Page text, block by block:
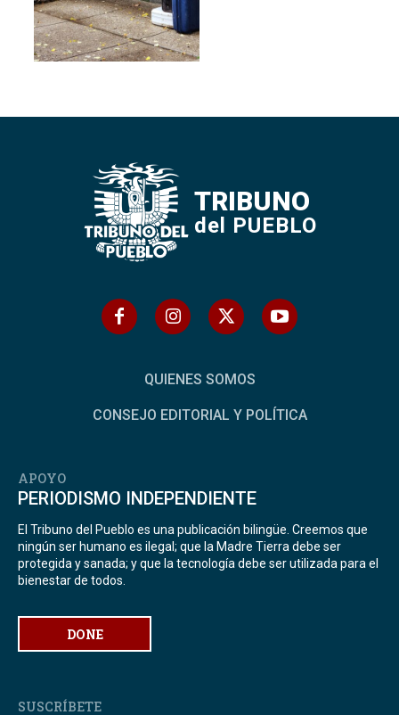
TRIBUNO
del PUEBLO
QUIENES SOMOS
CONSEJO EDITORIAL Y POLÍTICA
APOYO
PERIODISMO INDEPENDIENTE
El Tribuno del Pueblo es una publicación bilingüe. Creemos que
ningún ser humano es ilegal; que la Madre Tierra debe ser
protegida y sanada; y que la tecnología debe ser utilizada para el
bienestar de todos.
DONE
SUSCRÍBETE